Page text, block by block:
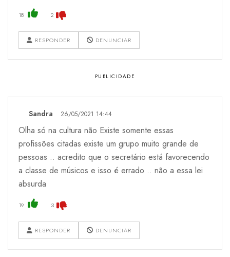
18 2
RESPONDER DENUNCIAR
Sandra 26/05/2021 14:44
Olha só na cultura não Existe somente essas
profissões citadas existe um grupo muito grande de
pessoas .. acredito que o secretário está favorecendo
a classe de músicos e isso é errado .. não a essa lei
absurda
19 3
RESPONDER DENUNCIAR